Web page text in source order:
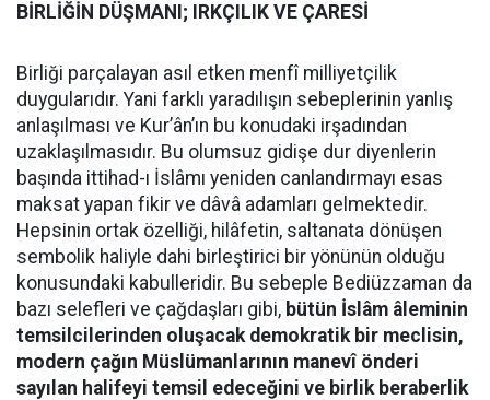
BİRLİĞİN DÜŞMANI; IRKÇILIK VE ÇARESİ
Birliği parçalayan asıl etken menfî milliyetçilik
duygularıdır. Yani farklı yaradılışın sebeplerinin yanlış
anlaşılması ve Kur’ân’ın bu konudaki irşadından
uzaklaşılmasıdır. Bu olumsuz gidişe dur diyenlerin
başında ittihad-ı İslâmı yeniden canlandırmayı esas
maksat yapan fikir ve dâvâ adamları gelmektedir.
Hepsinin ortak özelliği, hilâfetin, saltanata dönüşen
sembolik haliyle dahi birleştirici bir yönünün olduğu
konusundaki kabulleridir. Bu sebeple Bediüzzaman da
bazı selefleri ve çağdaşları gibi, bütün İslâm âleminin
temsilcilerinden oluşacak demokratik bir meclisin,
modern çağın Müslümanlarının manevî önderi
sayılan halifeyi temsil edeceğini ve birlik beraberlik